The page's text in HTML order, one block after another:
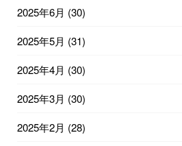
2025年6月 (30)
2025年5月 (31)
2025年4月 (30)
2025年3月 (30)
2025年2月 (28)